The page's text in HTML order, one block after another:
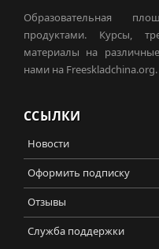
Образовательная
продуктами. Курсы,
материалы на
нами на Freeskladchina.org.
ССЫЛКИ
Новости
Оформить подписку
Отзывы
Служба поддержки